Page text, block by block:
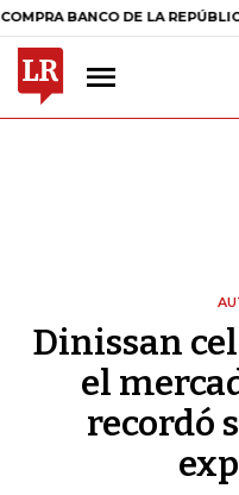
DE LA REPÚBLICA $
Dinissan
el
recordó